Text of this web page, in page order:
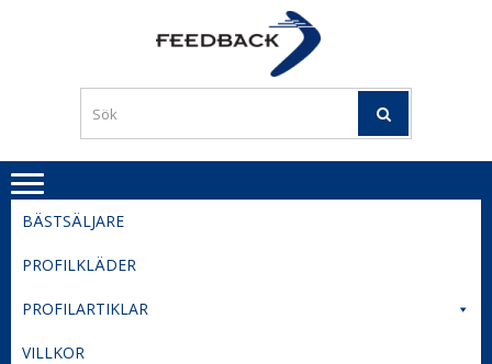
TIL
BESTE
PRISER
BÄSTSÄLJARE
PROFILKLÄDER
PROFILARTIKLAR
VILLKOR